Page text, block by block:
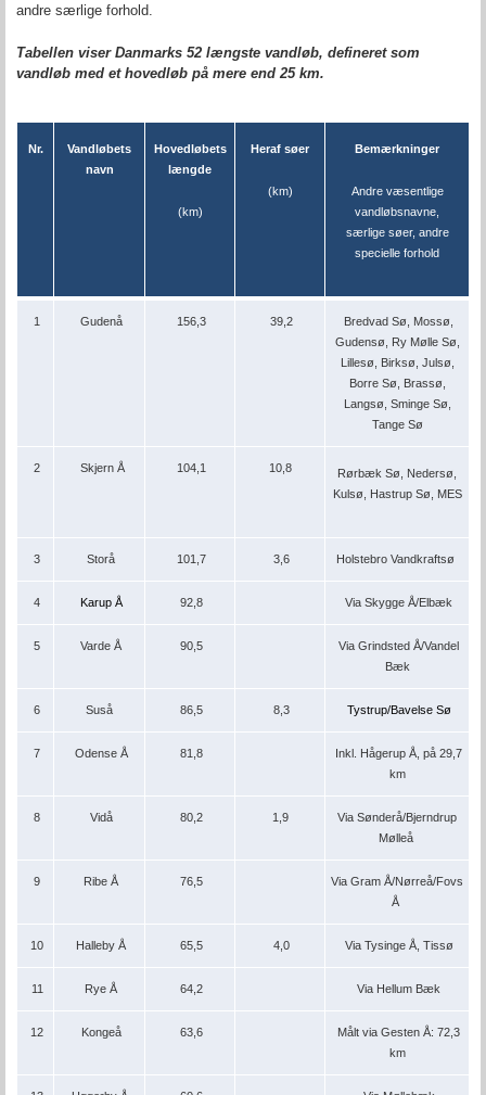
andre særlige forhold.
Tabellen viser Danmarks 52 længste vandløb, defineret som
vandløb med et hovedløb på mere end 25 km.
Nr.
Vandløbets
navn
Hovedløbets
længde
(km)
Heraf søer
(km)
Bemærkninger
Andre væsentlige
vandløbsnavne,
særlige søer, andre
specielle forhold
1 Gudenå 156,3 39,2
Bredvad Sø, Mossø,
Gudensø, Ry Mølle Sø,
Lillesø, Birksø, Julsø,
Borre Sø, Brassø,
Langsø, Sminge Sø,
Tange Sø
2 Skjern Å 104,1 10,8
Rørbæk Sø, Nedersø,
Kulsø, Hastrup Sø, MES
3 Storå 101,7 3,6 Holstebro Vandkraftsø
4 Karup Å 92,8 Via Skygge Å/Elbæk
5 Varde Å 90,5
Via Grindsted Å/Vandel
Bæk
6 Suså 86,5 8,3 Tystrup/Bavelse Sø
7 Odense Å 81,8
Inkl. Hågerup Å, på 29,7
km
8 Vidå 80,2 1,9
Via Sønderå/Bjerndrup
Mølleå
9 Ribe Å 76,5
Via Gram Å/Nørreå/Fovs
Å
10 Halleby Å 65,5 4,0 Via Tysinge Å, Tissø
11 Rye Å 64,2 Via Hellum Bæk
12 Kongeå 63,6
Målt via Gesten Å: 72,3
km